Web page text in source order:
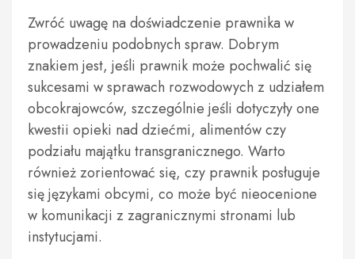
Zwróć uwagę na doświadczenie prawnika w
prowadzeniu podobnych spraw. Dobrym
znakiem jest, jeśli prawnik może pochwalić się
sukcesami w sprawach rozwodowych z udziałem
obcokrajowców, szczególnie jeśli dotyczyły one
kwestii opieki nad dziećmi, alimentów czy
podziału majątku transgranicznego. Warto
również zorientować się, czy prawnik posługuje
się językami obcymi, co może być nieocenione
w komunikacji z zagranicznymi stronami lub
instytucjami.